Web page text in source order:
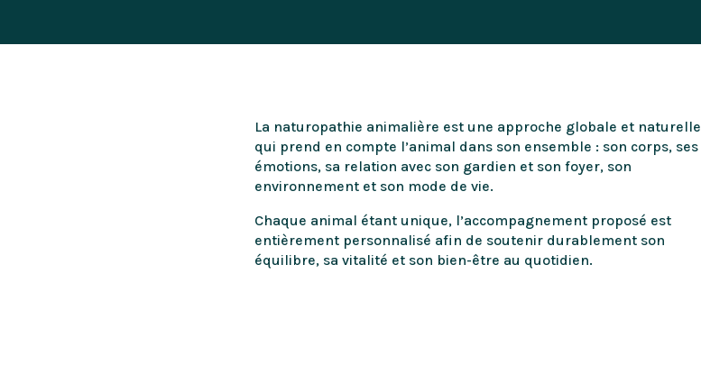
La naturopathie animalière est une approche globale et naturelle
qui prend en compte l’animal dans son ensemble : son corps, ses
émotions, sa relation avec son gardien et son foyer, son
environnement et son mode de vie.
Chaque animal étant unique, l’accompagnement proposé est
entièrement personnalisé afin de soutenir durablement son
équilibre, sa vitalité et son bien-être au quotidien.